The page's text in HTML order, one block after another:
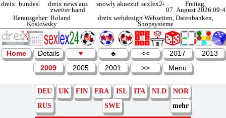
dreix.debundesligadreix news aus
zweiter hand
snowly.deakuezufi.desexlex24.de
Freitag,
07. August 2026
Herausgeber: Roland
Koslowsky
dreix webdesign Webseiten, Datenbanken,
Shopsysteme
Home Details ♥ ♣ << 2017
2013
2009
2005 2001 >> Menü
DEU UK FIN FRA ISL ITA NLD
NOR
RUS
SWE mehr